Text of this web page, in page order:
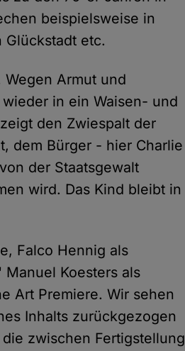
beispielsweise in
etc.
Armut und
in ein Waisen- und
den Zwiespalt der
dem Bürger - hier Charlie
der Staatsgewalt
wird. Das Kind bleibt in
Falco Hennig als
Koesters als
Art Premiere. Wir sehen
Inhalts zurückgezogen
die zwischen Fertigstellung